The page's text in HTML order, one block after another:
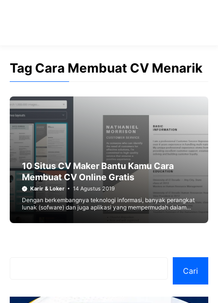
Tag Cara Membuat CV Menarik
10 Situs CV Maker Bantu Kamu Cara
Membuat CV Online Gratis
Karir & Loker 14 Agustus 2019
Dengan berkembangnya teknologi informasi, banyak perangkat
lunak (sofware) dan juga aplikasi yang mempermudah dalam
lewat
Cari